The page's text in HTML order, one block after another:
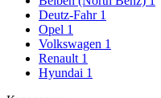
Deutz-Fahr 1
Opel 1
Volkswagen 1
Renault 1
Hyundai 1